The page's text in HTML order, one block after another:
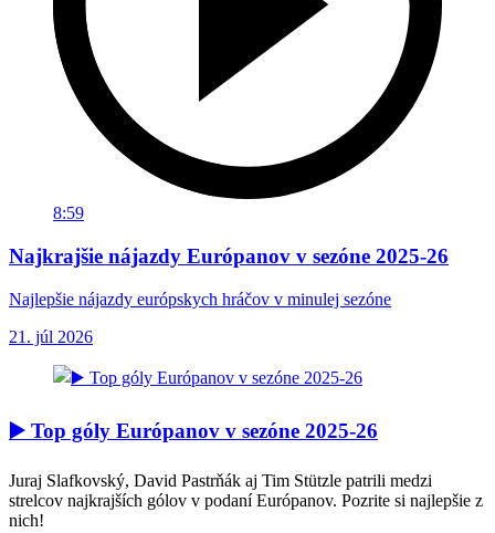
8:59
Najkrajšie nájazdy Európanov v sezóne 2025-26
Najlepšie nájazdy európskych hráčov v minulej sezóne
21. júl 2026
▶️ Top góly Európanov v sezóne 2025-26
Juraj Slafkovský, David Pastrňák aj Tim Stützle patrili medzi
strelcov najkrajších gólov v podaní Európanov. Pozrite si najlepšie z
nich!